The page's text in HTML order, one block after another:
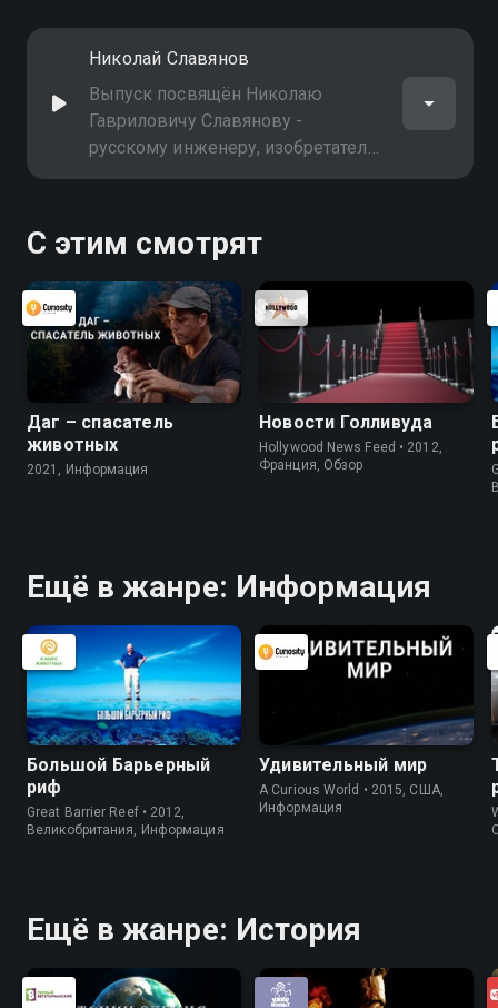
Николай Славянов
Выпуск посвящён Николаю
Гавриловичу Славянову -
русскому инженеру, изобретателю
электрической дуговой сварки
и сплавов, за что на всемирной
электротехнической выставке в
Чикаго получил золотую медаль
"За произведённую техническую
революцию"
С этим смотрят
Даг – спасатель
животных
2021, Информация
Новости Голливуда
Hollywood News Feed • 2012,
Франция, Обзор
Ещё в жанре: Информация
Большой Барьерный
риф
Great Barrier Reef • 2012,
Великобритания, Информация
Удивительный мир
A Curious World • 2015, США,
Информация
Ещё в жанре: История